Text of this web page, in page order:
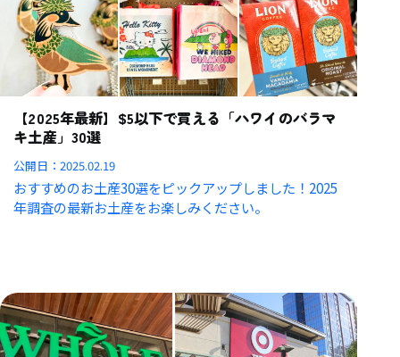
【2025年最新】$5以下で買える「ハワイのバラマ
キ土産」30選
公開日：2025.02.19
おすすめのお土産30選をピックアップしました！2025
年調査の最新お土産をお楽しみください。